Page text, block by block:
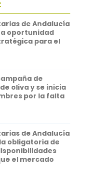
de Andalucía
oportunidad
para el
de
oliva y se inicia
por la falta
de Andalucía
obligatoria de
el mercado